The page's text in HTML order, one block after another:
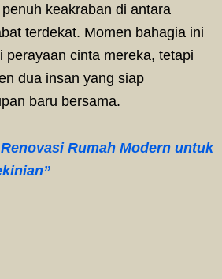
keakraban di antara
terdekat. Momen bahagia ini
perayaan cinta mereka, tetapi
dua insan yang siap
baru bersama.
Rumah Modern untuk